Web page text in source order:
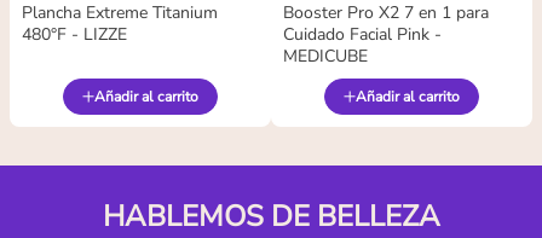
Plancha Extreme Titanium
480°F - LIZZE
Añadir al carrito
Booster Pro X2 7 en 1 para
Cuidado Facial Pink -
MEDICUBE
Añadir al carrito
HABLEMOS DE BELLEZA